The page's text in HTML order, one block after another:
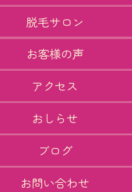
脱毛サロン
お客様の声
アクセス
おしらせ
ブログ
お問い合わせ